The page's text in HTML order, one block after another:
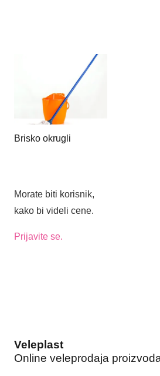
Brisko okrugli
Morate biti korisnik,
kako bi videli cene.
Prijavite se.
Veleplast
Online veleprodaja